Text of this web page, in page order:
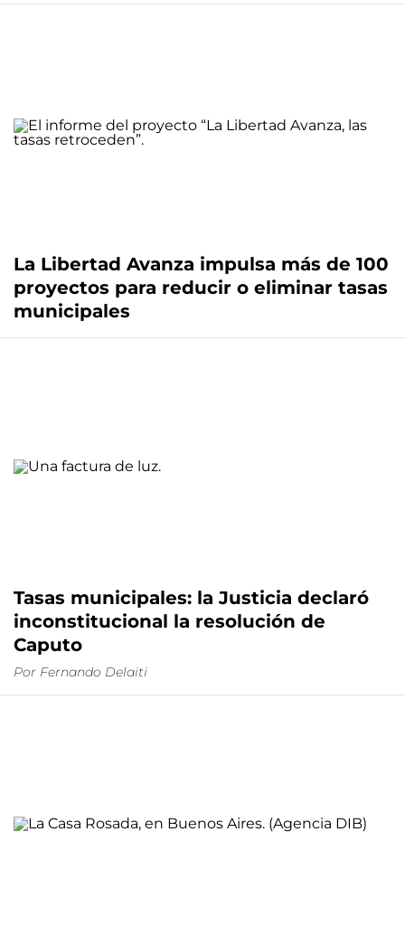
La Libertad Avanza impulsa más de 100
proyectos para reducir o eliminar tasas
municipales
Tasas municipales: la Justicia declaró
inconstitucional la resolución de
Caputo
Por Fernando Delaiti